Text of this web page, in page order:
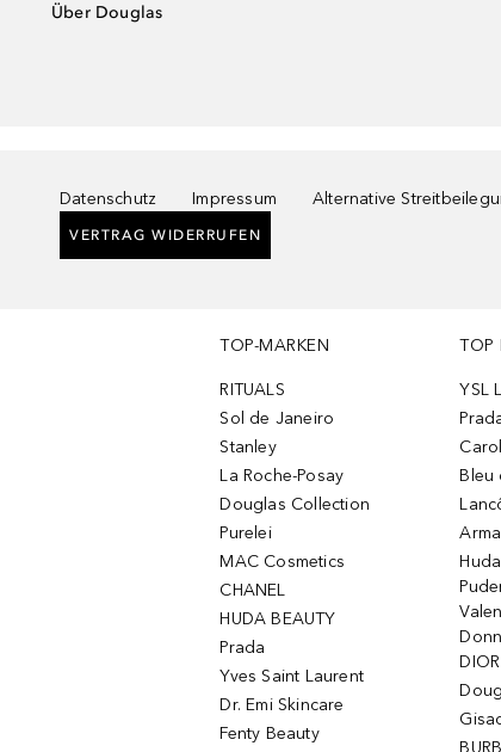
Über Douglas
Datenschutz Impressum Alternative
VERTRAG WIDERRUFEN
TOP-MARKEN
RITUALS
Sol de Janeiro
Stanley
La Roche-Posay
Douglas Collection
Purelei
MAC Cosmetics
CHANEL
HUDA BEAUTY
Prada
Yves Saint Laurent
Dr. Emi Skincare
Fenty Beauty
TOP
YSL
Bleu